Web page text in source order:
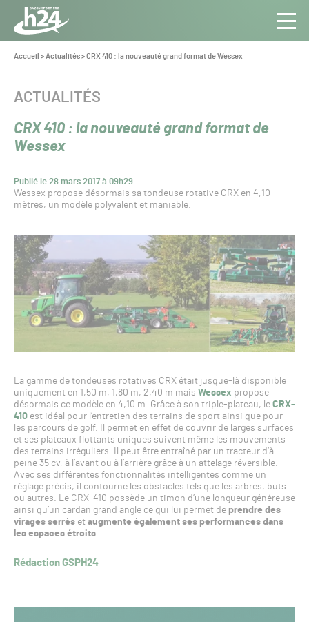
Panneau de gestion des cookies
Aller au contenu
Toute
l’info
Pro
Vous
Accueil >Actualités>CRX 410 : la nouveauté grand format de Wessex
CRX 410 : la nouveauté grand format de
Wessex
Publié le 28 mars 2017 à 09h29
CATÉGORIE :
ACTUALITÉS
Wessex propose désormais sa tondeuse rotative CRX en 4,10
mètres, un modèle polyvalent et maniable.
La gamme de tondeuses rotatives CRX était jusque-là disponible
uniquement en 1,50 m, 1,80 m, 2,40 m mais Wessex propose
désormais ce modèle en 4,10 m. Grâce à son triple-plateau, le CRX-
410est idéal pour l’entretien des terrains de sport ainsi que pour
les parcours de golf. Il permet en effet de couvrir de larges surfaces
et ses plateaux flottants uniques suivent même les mouvements
des terrains irréguliers. Il peut être entraîné par un tracteur d’à
peine 35 cv, à l’avant ou à l’arrière grâce à un attelage réversible.
Avec ses différentes fonctionnalités intelligentes comme un
réglage précis, il contourne les obstacles tels que les arbres, buts
ou autres. Le CRX-410 possède un timon d’une longueur généreuse
ainsi qu’un cardan grand angle ce qui lui permet de prendre des
virages serrés et augmente également ses performances dans
les espaces étroits.
Rédaction GSPH24